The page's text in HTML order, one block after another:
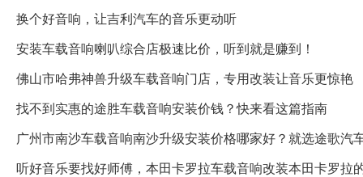
换个好音响，让吉利汽车的音乐更动听
安装车载音响喇叭综合店极速比价，听到就是赚到！
佛山市哈弗神兽升级车载音响门店，专用改装让音乐更惊艳
找不到实惠的途胜车载音响安装价钱？快来看这篇指南
广州市南沙车载音响南沙升级安装价格哪家好？就选途歌汽
听好音乐要找好师傅，本田卡罗拉车载音响改装本田卡罗拉